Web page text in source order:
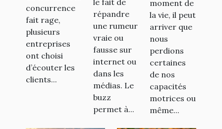
deskare
concurrence
fait rage,
plusieurs
entreprises
ont choisi
d’écouter les
clients...
répandre
une rumeur
vraie ou
fausse sur
internet ou
dans les
médias. Le
buzz
permet à...
escalier ?
moment de
la vie, il peut
arriver que
nous
perdions
certaines
de nos
capacités
motrices ou
même...